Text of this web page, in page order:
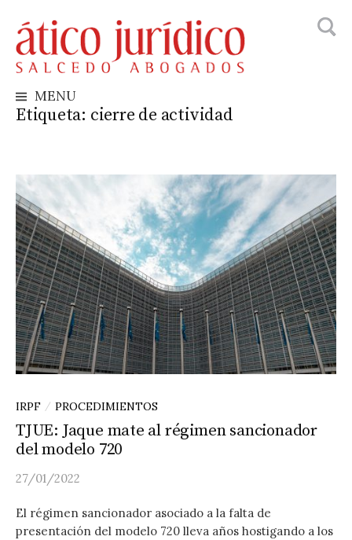
to
content
MENU
Etiqueta: cierre de actividad
IRPF / PROCEDIMIENTOS
TJUE: Jaque mate al régimen sancionador
del modelo 720
27/01/2022
El régimen sancionador asociado a la falta de
presentación del modelo 720 lleva años hostigando a los